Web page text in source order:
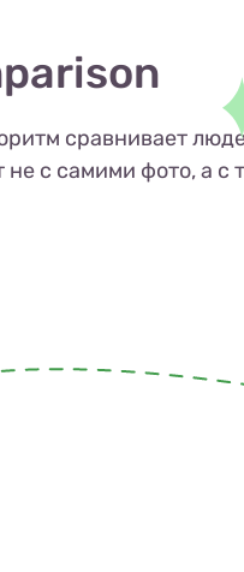
сравнивает
не с самими фото, а с